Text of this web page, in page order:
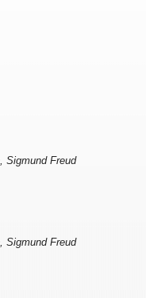
Sigmund Freud
Sigmund Freud